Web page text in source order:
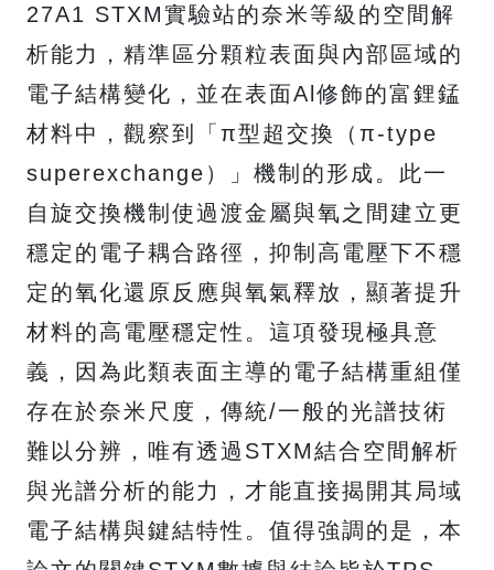
27A1 STXM實驗站的奈米等級的空間解
析能力，精準區分顆粒表面與內部區域的
電子結構變化，並在表面Al修飾的富鋰錳
材料中，觀察到「π型超交換（π-type
superexchange）」機制的形成。此一
自旋交換機制使過渡金屬與氧之間建立更
穩定的電子耦合路徑，抑制高電壓下不穩
定的氧化還原反應與氧氣釋放，顯著提升
材料的高電壓穩定性。這項發現極具意
義，因為此類表面主導的電子結構重組僅
存在於奈米尺度，傳統/一般的光譜技術
難以分辨，唯有透過STXM結合空間解析
與光譜分析的能力，才能直接揭開其局域
電子結構與鍵結特性。值得強調的是，本